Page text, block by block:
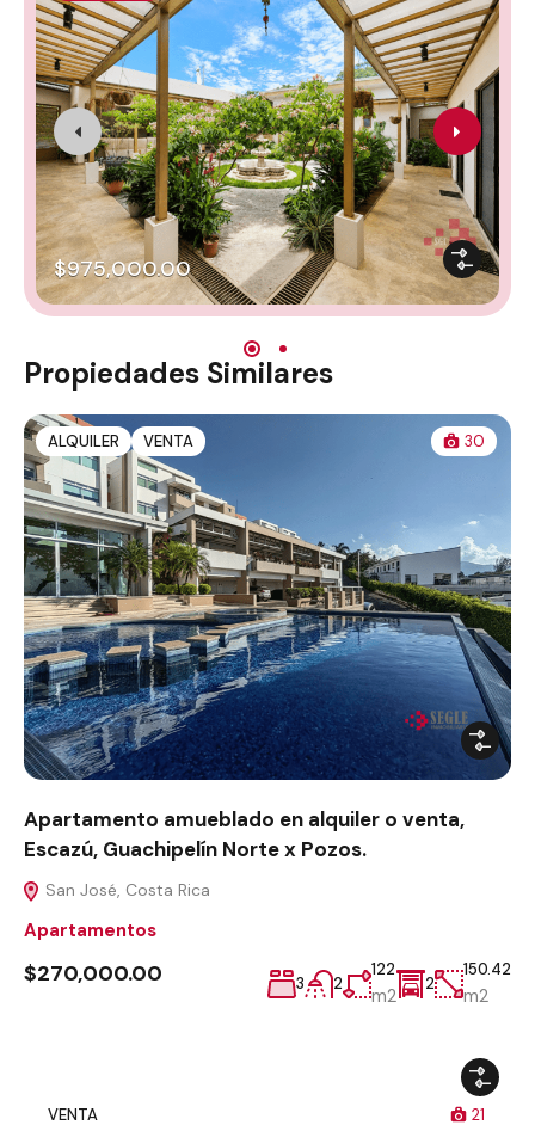
$975,000.00
Propiedades Similares
ALQUILER VENTA 30
Apartamento amueblado en alquiler o venta,
Escazú, Guachipelín Norte x Pozos.
San José, Costa Rica
Apartamentos
$270,000.00 3 2
122
m2
2
150.42
m2
VENTA 21